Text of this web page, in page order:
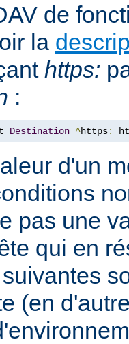
de
la
https:
:
Destination ^https:
d'un
pas une
qui en
(en